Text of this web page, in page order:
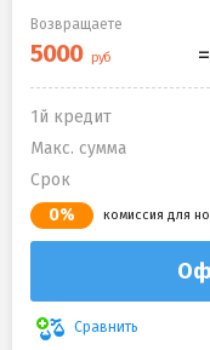
Возвращаете
1й кредит
Макс. сумма
Срок
0% комиссия для
Сравнить